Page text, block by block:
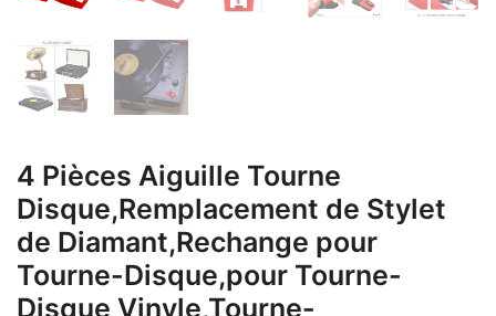
4 Pièces Aiguille Tourne
Disque,Remplacement de Stylet
de Diamant,Rechange pour
Tourne-Disque,pour Tourne-
Disque Vinyle,Tourne-